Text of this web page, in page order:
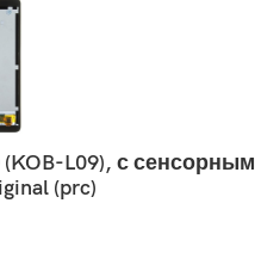
(KOB-L09), с сенсорным
(prc)